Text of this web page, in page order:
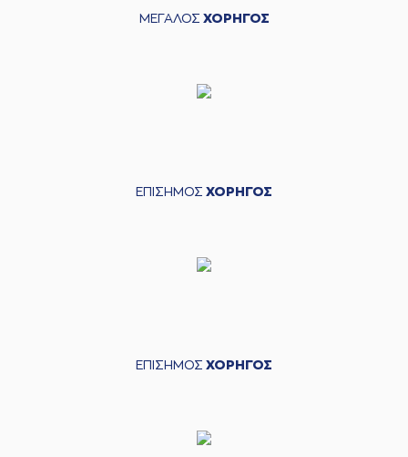
ΜΕΓΑΛΟΣ ΧΟΡΗΓΟΣ
ΕΠΙΣΗΜΟΣ ΧΟΡΗΓΟΣ
ΕΠΙΣΗΜΟΣ ΧΟΡΗΓΟΣ